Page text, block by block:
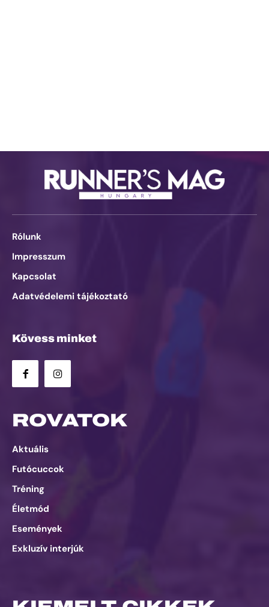
Rólunk
Impresszum
Kapcsolat
Adatvédelemi tájékoztató
Kövess minket
ROVATOK
Aktuális
Futócuccok
Tréning
Életmód
Események
Exkluzív interjúk